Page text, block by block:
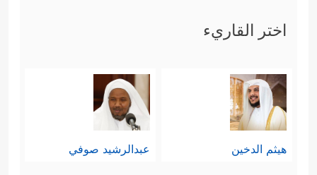
اختر القاريء
هيثم الدخين عبدالرشيد صوفي